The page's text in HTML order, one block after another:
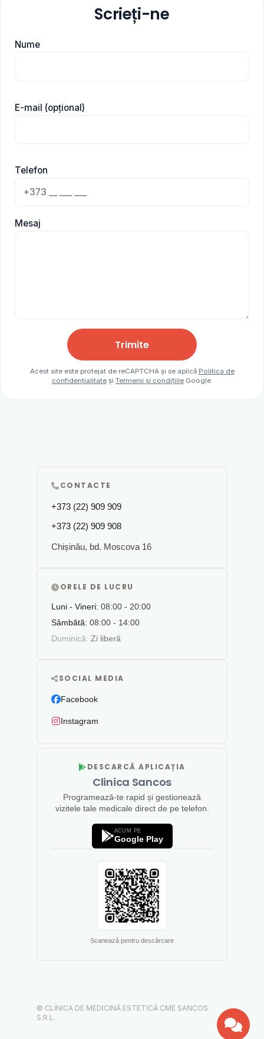
Scrieți-ne
Nume
E-mail (opțional)
Telefon
Mesaj
Trimite
Acest site este protejat de reCAPTCHA și se aplică Politica de
confidențialitateși Termenii și condițiileGoogle.
CONTACTE
+373 (22) 909 909
+373 (22) 909 908
Chișinău, bd. Moscova 16
ORELE DE LUCRU
Luni - Vineri: 08:00 - 20:00
Sâmbătă: 08:00 - 14:00
Duminică: Zi liberă
SOCIAL MEDIA
Facebook
Instagram
DESCARCĂ APLICAȚIA
Clinica Sancos
Programează-te rapid și gestionează
vizitele tale medicale direct de pe telefon.
ACUM PE
Google Play
Scanează pentru descărcare
© CLINICA DE MEDICINĂ ESTETICĂ CME SANCOS
S.R.L.